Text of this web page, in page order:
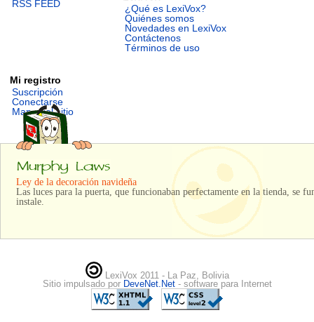
RSS FEED
¿Qué es LexiVox?
Quiénes somos
Novedades en LexiVox
Contáctenos
Términos de uso
Mi registro
Suscripción
Conectarse
Mapa del sitio
Ley de la decoración navideña
Las luces para la puerta, que funcionaban perfectamente en la tienda, se
instale.
LexiVox 2011 - La Paz, Bolivia
Sitio impulsado por DeveNet.Net - software para Internet